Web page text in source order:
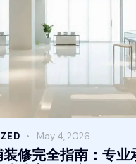
May 4, 2026
修完全指南：专业